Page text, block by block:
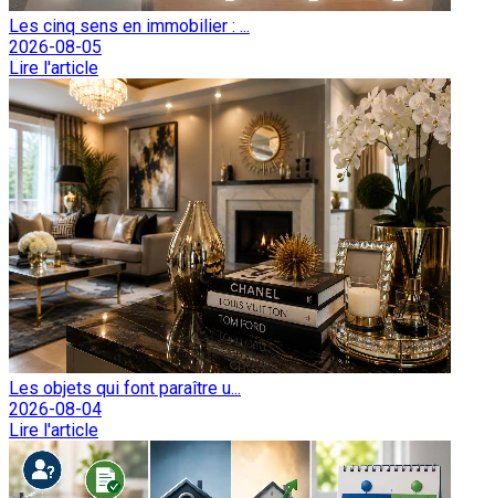
Les cinq sens en immobilier : ...
2026-08-05
Lire l'article
Les objets qui font paraître u...
2026-08-04
Lire l'article